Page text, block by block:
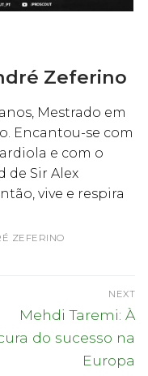
Zeferino
Mestrado em
Encantou-se com
e com o
de Sir Alex
vive e respira
ZEFERINO
NEXT
Next
post:
Mehdi Taremi: À
do sucesso na
Europa